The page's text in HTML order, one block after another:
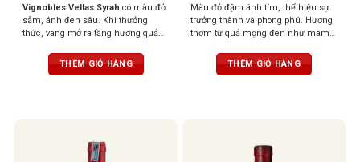
Vignobles Vellas Syrah có màu đỏ
sẫm, ánh đen sâu. Khi thưởng
thức, vang mở ra tầng hương quả
chín, xen lẫn hương gia vị nhẹ, tiêu
đen, thảo mộc và chút vị khói ấm
THÊM GIỎ HÀNG
Màu đỏ đậm ánh tím, thể hiện sự
trưởng thành và phong phú. Hương
thơm từ quả mọng đen như mâm
phê và vani. Vị rượu mạnh mẽ với
tannin mềm mại, hậu vị dài và ấm
THÊM GIỎ HÀNG